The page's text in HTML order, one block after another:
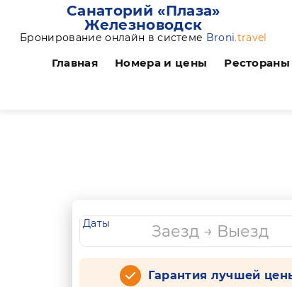
Санаторий «Плаза»
Железноводск
Бронирование онлайн в системе Broni.travel
Главная Номера и цены
Даты
Гарантия лучшей